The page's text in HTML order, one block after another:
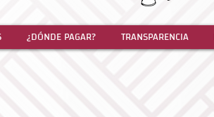
¿DÓNDE PAGAR? TRANSPARENCIA